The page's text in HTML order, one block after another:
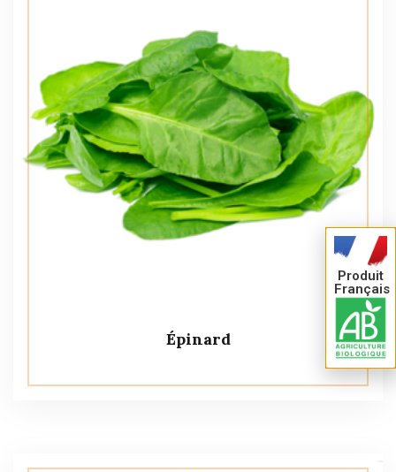
Épinard
Produit
Français